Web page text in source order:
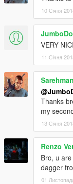
10 Січня
VERY
11 Січня
Sarehman
Thanks
my
13 Січня
Renzo
Bro, u
dagger
01